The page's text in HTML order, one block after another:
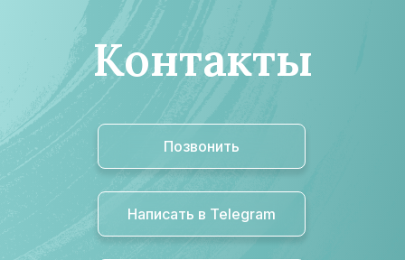
Позвонить
Написать в Telegram
Контакты